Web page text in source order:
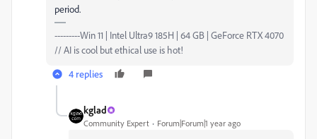
period.
---------Win 11 | Intel Ultra9 185H | 64 GB | GeForce RTX 4070
// AI is cool but ethical use is hot!
4 replies
kglad
Community Expert Forum|Forum|1 year ago